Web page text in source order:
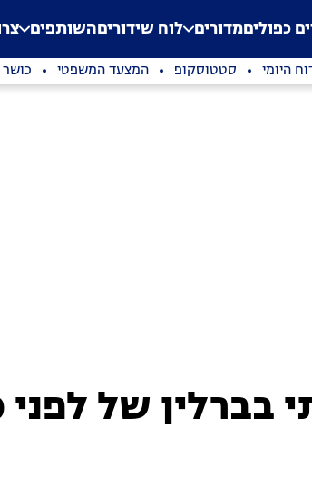
Application error: a
. כפוליםמדורים לוח שידוריםהשותפים
היומי סטטוסקופ המצעד המשפטי כושר